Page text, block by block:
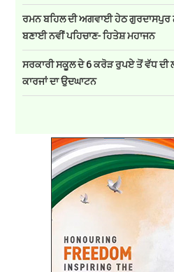
ਰਮਨ ਬਹਿਲ ਦੀ ਅਗਵਾਈ ਹੇਠ ਗੁਰਦਾਸਪੁਰ
ਬਣਾਈ ਨਵੀਂ ਪਹਿਚਾਣ- ਹਿਤੇਸ਼ ਮਹਾਜਨ
ਸਰਕਾਰੀ ਸਕੂਲ ਦੇ 6 ਕਰੋੜ ਰੁਪਏ ਤੋਂ ਵੱਧ ਦੀ
ਕਾਰਜਾਂ ਦਾ ਉਦਘਾਟਨ